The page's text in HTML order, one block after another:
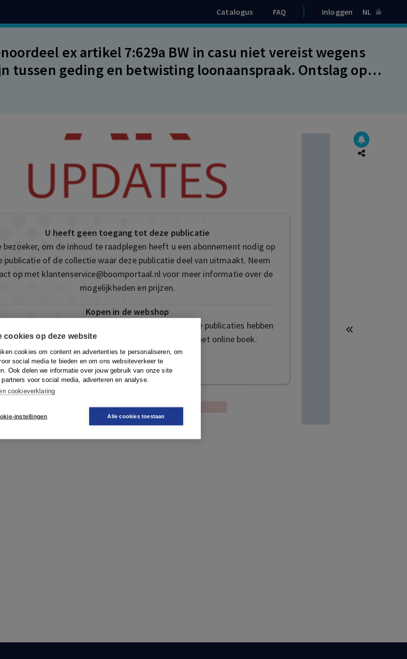
cookies op deze website
cookies om content en advertenties te personaliseren, om
social media te bieden en om ons websiteverkeer te
Ook delen we informatie over jouw gebruik van onze site
voor social media, adverteren en analyse.
cookieverklaring
instellingen Alle cookies toestaan
Catalogus FAQ Inloggen NL
ex artikel 7:629a BW in casu niet vereist wegens
tussen geding en betwisting loonaanspraak. Ontslag op
U heeft geen toegang tot deze publicatie
bezoeker, om de inhoud te raadplegen heeft u een abonnement nodig op
publicatie of de collectie waar deze publicatie deel van uitmaakt. Neem
op met klantenservice@boomportaal.nlvoor meer informatie over de
mogelijkheden en prijzen.
Kopen in de webshop
publicatie is ook te vinden in onze webshop. Sommige publicaties hebben
de mogelijkheid om direct toegang te kopen tot het online boek.
Naar de webshop